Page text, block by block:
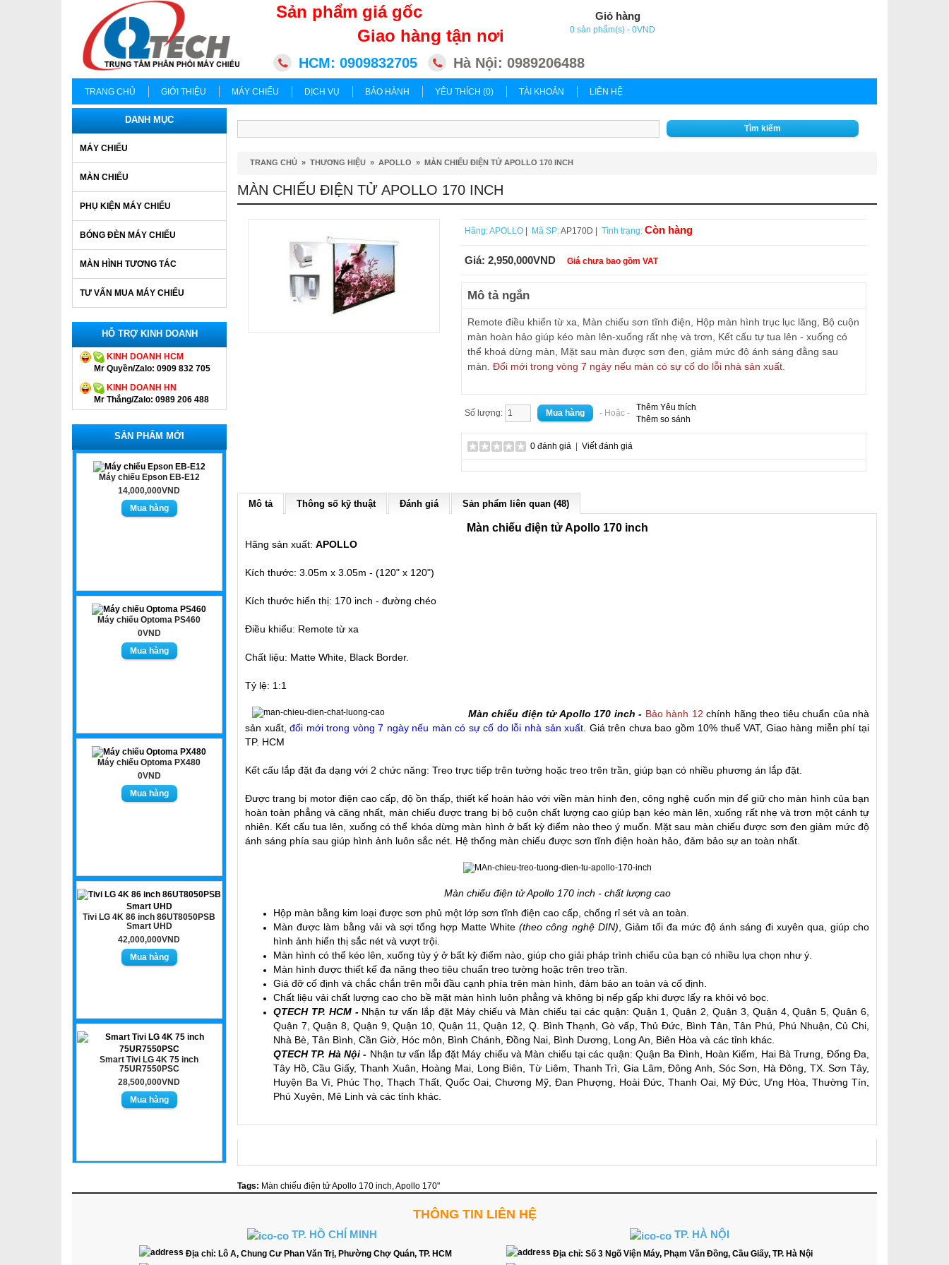
Sản phẩm giá gốc
Giao hàng tận nơi
Giỏ hàng
0 sản phẩm(s) - 0VND
HCM: 0909832705 Hà Nội: 0989206488
TRANG CHỦ GIỚI THIỆU MÁY CHIẾU DỊCH VỤ BẢO HÀNH YÊU THÍCH (0) TÀI KHOẢN LIÊN HỆ
DANH MỤC
MÁY CHIẾU
MÀN CHIẾU
PHỤ KIỆN MÁY CHIẾU
BÓNG ĐÈN MÁY CHIẾU
MÀN HÌNH TƯƠNG TÁC
TƯ VẤN MUA MÁY CHIẾU
HỖ TRỢ KINH DOANH
KINH DOANH HCM
Mr Quyền/Zalo: 0909 832 705
KINH DOANH HN
Mr Thắng/Zalo: 0989 206 488
SẢN PHẨM MỚI
Máy chiếu Epson EB-E12
14,000,000VND
Máy chiếu Optoma PS460
0VND
Máy chiếu Optoma PX480
0VND
Tivi LG 4K 86 inch 86UT8050PSB
Smart UHD
42,000,000VND
Smart Tivi LG 4K 75 inch
75UR7550PSC
28,500,000VND
Tìm kiếm
TRANG CHỦ » THƯƠNG HIỆU » APOLLO » MÀN CHIẾU ĐIỆN TỬ APOLLO 170 INCH
MÀN CHIẾU ĐIỆN TỬ APOLLO 170 INCH
Hãng:APOLLO| Mã SP:AP170D | Tình trạng: Còn hàng
Giá: 2,950,000VND Giá chưa bao gồm VAT
Mô tả ngắn
Remote điều khiển từ xa, Màn chiếu sơn tĩnh điện, Hộp màn hình trục lục lăng, Bộ cuộn
màn hoàn hảo giúp kéo màn lên-xuống rất nhẹ và trơn, Kết cấu tự tua lên - xuống có
thể khoá dừng màn, Mặt sau màn được sơn đen, giảm mức độ ánh sáng đằng sau
màn. Đổi mới trong vòng 7 ngày nếu màn có sự cố do lỗi nhà sản xuất.
Số lượng: - Hoặc -
Thêm Yêu thích
Thêm so sánh
0 đánh giá| Viết đánh giá
Mô tả Thông số kỹ thuật Đánh giá Sản phẩm liên quan (48)
Màn chiếu điện tử Apollo 170 inch
Hãng sản xuất: APOLLO
Kích thước: 3.05m x 3.05m - (120" x 120")
Kích thước hiển thị: 170 inch - đường chéo
Điều khiểu: Remote từ xa
Chất liệu: Matte White, Black Border.
Tỷ lệ: 1:1
Màn chiếu điện tử Apollo 170 inch - Bảo hành 12 chính hãng theo tiêu chuẩn của nhà
sản xuất,đổi mới trong vòng 7 ngày nếu màn có sự cố do lỗi nhà sản xuất. Giá trên chưa bao gồm 10% thuế VAT, Giao hàng miễn phí tại
TP. HCM
Kết cấu lắp đặt đa dạng với 2 chức năng: Treo trực tiếp trên tường hoặc treo trên trần, giúp bạn có nhiều phương án lắp đặt.
Được trang bị motor điện cao cấp, độ ồn thấp, thiết kế hoàn hảo với viền màn hình đen, công nghệ cuốn mịn để giữ cho màn hình của bạn
hoàn toàn phẳng và căng nhất, màn chiếu được trang bị bộ cuộn chất lượng cao giúp bạn kéo màn lên, xuống rất nhẹ và trơn một cánh tự
nhiên. Kết cấu tua lên, xuống có thể khóa dừng màn hình ở bất kỳ điểm nào theo ý muốn. Mặt sau màn chiếu được sơn đen giảm mức độ
ánh sáng phía sau giúp hình ảnh luôn sắc nét. Hệ thống màn chiếu được sơn tĩnh điện hoàn hảo, đảm bảo sự an toàn nhất.
Màn chiếu điện tử Apollo 170 inch - chất lượng cao
Hộp màn bằng kim loại được sơn phủ một lớp sơn tĩnh điện cao cấp, chống rỉ sét và an toàn.
Màn được làm bằng vải và sợi tổng hợp Matte White(theo công nghệ DIN), Giảm tối đa mức độ ánh sáng đi xuyên qua, giúp cho
hình ảnh hiển thị sắc nét và vượt trội.
Màn hình có thể kéo lên, xuống tùy ý ở bất kỳ điểm nào, giúp cho giải pháp trình chiếu của bạn có nhiều lựa chọn như ý.
Màn hình được thiết kế đa năng theo tiêu chuẩn treo tường hoặc trên treo trần.
Giá đỡ cố định và chắc chắn trên mỗi đầu cạnh phía trên màn hình, đảm bảo an toàn và cố định.
Chất liệu vải chất lượng cao cho bề mặt màn hình luôn phẳng và không bị nếp gấp khi được lấy ra khỏi vỏ bọc.
QTECH TP. HCM - Nhận tư vấn lắp đặt Máy chiếu và Màn chiếu tại các quận: Quận 1, Quận 2, Quận 3, Quận 4, Quận 5, Quận 6,
Quận 7, Quận 8, Quận 9, Quận 10, Quận 11, Quận 12, Q. Bình Thạnh, Gò vấp, Thủ Đức, Bình Tân, Tân Phú, Phú Nhuận, Củ Chi,
Nhà Bè, Tân Bình, Cần Giờ, Hóc môn, Bình Chánh, Đồng Nai, Bình Dương, Long An, Biên Hòa và các tỉnh khác.
QTECH TP. Hà Nội - Nhận tư vấn lắp đặt Máy chiếu và Màn chiếu tại các quận: Quận Ba Đình, Hoàn Kiếm, Hai Bà Trưng, Đống Đa,
Tây Hồ, Cầu Giấy, Thanh Xuân, Hoàng Mai, Long Biên, Từ Liêm, Thanh Trì, Gia Lâm, Đông Anh, Sóc Sơn, Hà Đông, TX. Sơn Tây,
Huyện Ba Vì, Phúc Thọ, Thạch Thất, Quốc Oai, Chương Mỹ, Đan Phượng, Hoài Đức, Thanh Oai, Mỹ Đức, Ưng Hòa, Thường Tín,
Phú Xuyên, Mê Linh và các tỉnh khác.
Tags: Màn chiếu điện tử Apollo 170 inch,Apollo 170"
THÔNG TIN LIÊN HỆ
TP. HỒ CHÍ MINH
Địa chỉ: Lô A, Chung Cư Phan Văn Trị, Phường Chợ Quán, TP. HCM
TP. HÀ NỘI
Địa chỉ: Số 3 Ngõ Viện Máy, Phạm Văn Đồng, Cầu Giấy, TP. Hà Nội